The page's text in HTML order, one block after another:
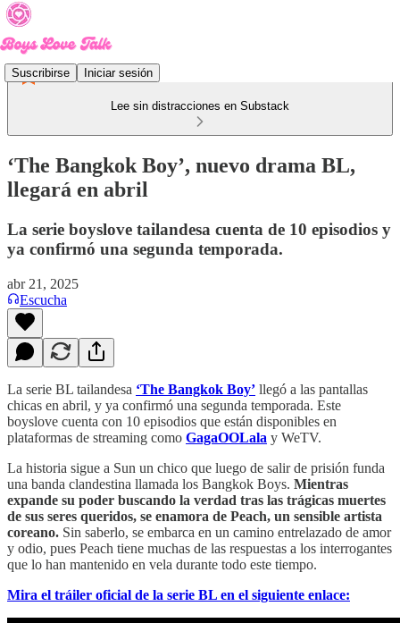
Suscribirse Iniciar sesión
Lee sin distracciones en Substack
‘The Bangkok Boy’, nuevo drama BL,
llegará en abril
La serie boyslove tailandesa cuenta de 10 episodios y
ya confirmó una segunda temporada.
abr 21, 2025
Escucha
La serie BL tailandesa ‘The Bangkok Boy’ llegó a las pantallas
chicas en abril, y ya confirmó una segunda temporada. Este
boyslove cuenta con 10 episodios que están disponibles en
plataformas de streaming como GagaOOLala y WeTV.
La historia sigue a Sun un chico que luego de salir de prisión funda
una banda clandestina llamada los Bangkok Boys. Mientras
expande su poder buscando la verdad tras las trágicas muertes
de sus seres queridos, se enamora de Peach, un sensible artista
coreano. Sin saberlo, se embarca en un camino entrelazado de amor
y odio, pues Peach tiene muchas de las respuestas a los interrogantes
que lo han mantenido en vela durante todo este tiempo.
Mira el tráiler oficial de la serie BL en el siguiente enlace: